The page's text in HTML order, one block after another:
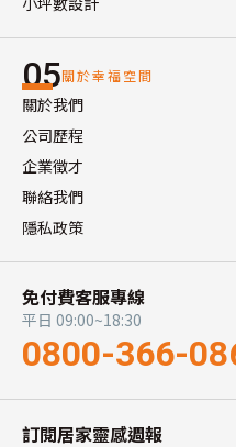
05關於幸福空間
關於我們
公司歷程
企業徵才
聯絡我們
隱私政策
免付費客服專線
平日 09:00~18:30
0800-366-
訂閱居家靈感週報